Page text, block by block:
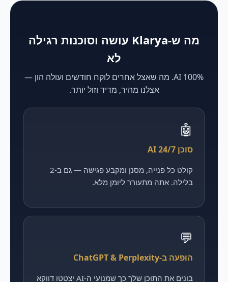
מה ש-Klarya עושה וסוכנות רגילה
לא
100% AI. מה שאצל אחרים לוקח חודשים ועולה הון —
אצלנו מהיר, מדיד וזול יותר.
🤖
סוכן AI 24/7
קולט כל פנייה, מסנן ומקבע פגישה — גם ב-2
בלילה. אתה מתעורר ליומן מלא.
💬
הופעה ב-ChatGPT & Perplexity
בונים את התוכן שלך כך שמנועי ה-AI יצטטו דווקא